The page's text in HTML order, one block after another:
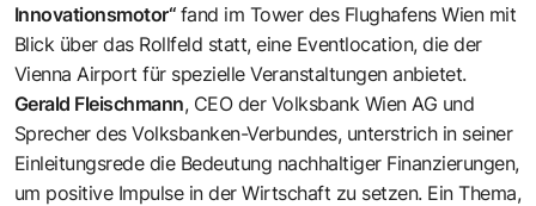
Innovationsmotor“ fand im Tower des Flughafens Wien mit
Blick über das Rollfeld statt, eine Eventlocation, die der
Vienna Airport für spezielle Veranstaltungen anbietet.
Gerald Fleischmann, CEO der Volksbank Wien AG und
Sprecher des Volksbanken-Verbundes, unterstrich in seiner
Einleitungsrede die Bedeutung nachhaltiger Finanzierungen,
um positive Impulse in der Wirtschaft zu setzen. Ein Thema,